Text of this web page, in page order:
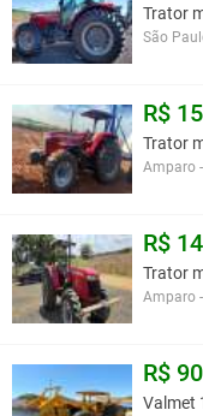
Trator
São
R$
Trator
Amparo
R$
Trator
Amparo
R$
Valmet